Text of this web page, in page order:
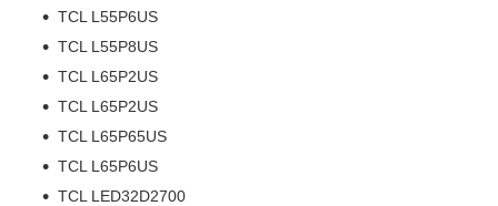
TCL L55P6US
TCL L55P8US
TCL L65P2US
TCL L65P2US
TCL L65P65US
TCL L65P6US
TCL LED32D2700